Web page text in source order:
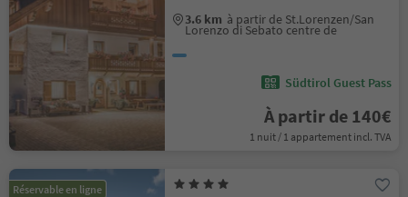
3.6 km à partir de St.Lorenzen/San
Lorenzo di Sebato centre de
Südtirol Guest Pass
À partir de 140€
1 nuit / 1 appartement incl. TVA
Réservable en ligne